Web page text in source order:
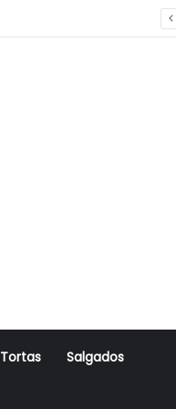
Tortas Salgados